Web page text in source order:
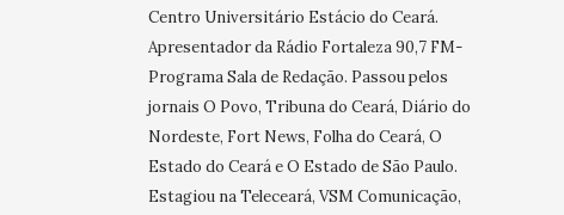
Centro Universitário Estácio do Ceará.
Apresentador da Rádio Fortaleza 90,7 FM-
Programa Sala de Redação. Passou pelos
jornais O Povo, Tribuna do Ceará, Diário do
Nordeste, Fort News, Folha do Ceará, O
Estado do Ceará e O Estado de São Paulo.
Estagiou na Teleceará, VSM Comunicação,